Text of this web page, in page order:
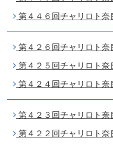
第４４６回チャリロト
第４２６回チャリロト
第４２５回チャリロト
第４２４回チャリロト
第４２３回チャリロト
第４２２回チャリロト